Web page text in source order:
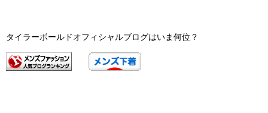
タイラーボールドオフィシャルブログはいま何位？